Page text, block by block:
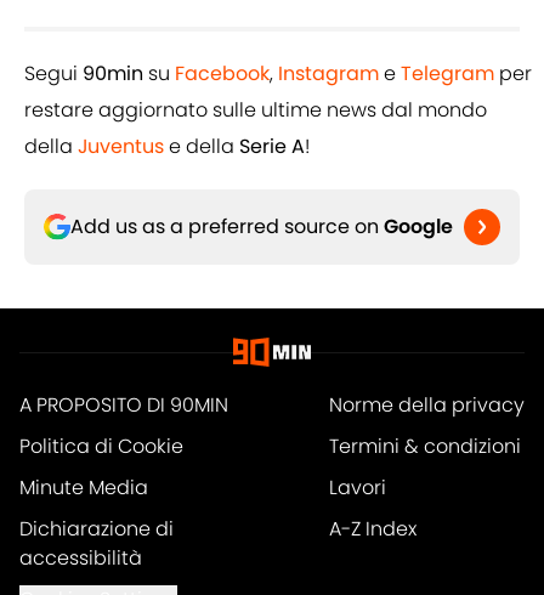
Segui 90min su Facebook, InstagrameTelegram per
restare aggiornato sulle ultime news dal mondo
della Juventuse della Serie A!
Add us as a preferred source on Google
A PROPOSITO DI 90MIN
Norme della privacy
Politica di Cookie
Termini & condizioni
Minute Media
Lavori
Dichiarazione di
accessibilità
A-Z Index